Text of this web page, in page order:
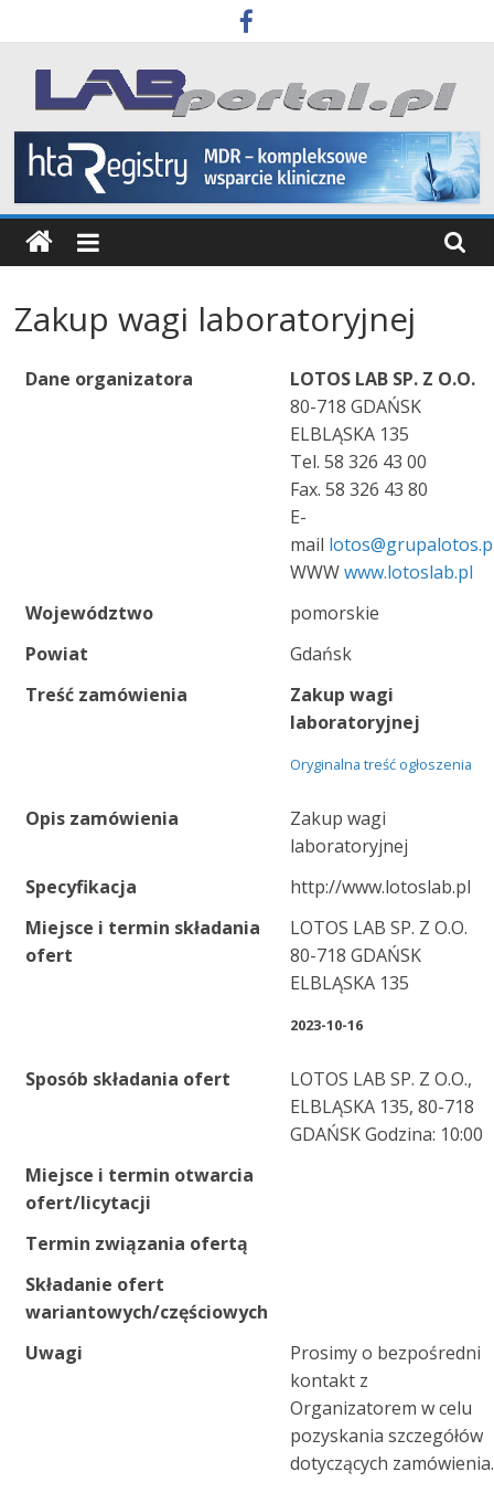
to
content
Labportal
Laboratoria
Aparatura
Badania
Zakup wagi laboratoryjnej
Dane organizatora
LOTOS LAB SP. Z O.O.
80-718 GDAŃSK
ELBLĄSKA 135
Tel. 58 326 43 00
Fax. 58 326 43 80
E-
mail
WWWwww.lotoslab.pl
Województwo
pomorskie
Powiat
Gdańsk
Treść zamówienia
Zakup wagi
laboratoryjnej
Oryginalna treść ogłoszenia
Opis zamówienia
Zakup wagi
laboratoryjnej
Specyfikacja
http://www.lotoslab.pl
Miejsce i termin składania
ofert
LOTOS LAB SP. Z O.O.
80-718 GDAŃSK
ELBLĄSKA 135
2023-10-16
Sposób składania ofert
LOTOS LAB SP. Z O.O.,
ELBLĄSKA 135, 80-718
GDAŃSK Godzina: 10:00
Miejsce i termin otwarcia
ofert/licytacji
Termin związania ofertą
Składanie ofert
wariantowych/częściowych
Uwagi
Prosimy o bezpośredni
kontakt z
Organizatorem w celu
pozyskania szczegółów
dotyczących zamówienia.